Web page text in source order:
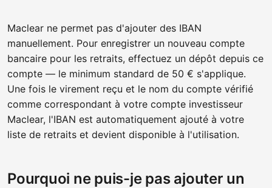
Maclear ne permet pas d'ajouter des IBAN
manuellement. Pour enregistrer un nouveau compte
bancaire pour les retraits, effectuez un dépôt depuis ce
compte — le minimum standard de 50 € s'applique.
Une fois le virement reçu et le nom du compte vérifié
comme correspondant à votre compte investisseur
Maclear, l'IBAN est automatiquement ajouté à votre
liste de retraits et devient disponible à l'utilisation.
Pourquoi ne puis-je pas ajouter un